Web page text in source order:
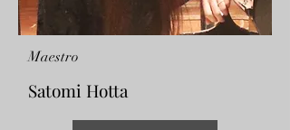
Maestro
Satomi Hotta